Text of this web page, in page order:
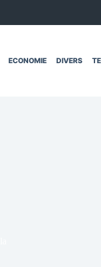
ECONOMIE DIVERS